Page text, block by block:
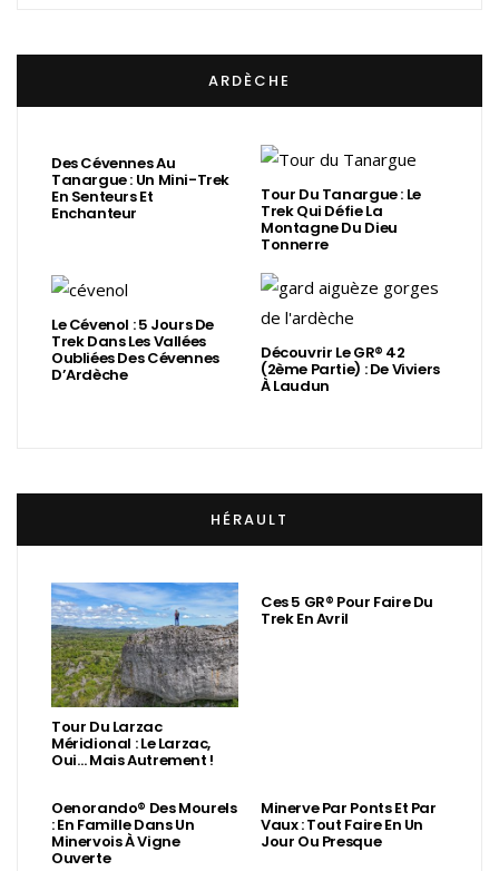
ARDÈCHE
Des Cévennes Au
Tanargue : Un Mini-Trek
En Senteurs Et
Enchanteur
Tour Du Tanargue : Le
Trek Qui Défie La
Montagne Du Dieu
Tonnerre
Le Cévenol : 5 Jours De
Trek Dans Les Vallées
Oubliées Des Cévennes
D’Ardèche
Découvrir Le GR® 42
(2ème Partie) : De Viviers
À Laudun
HÉRAULT
Tour Du Larzac
Méridional : Le Larzac,
Oui… Mais Autrement !
Ces 5 GR® Pour Faire Du
Trek En Avril
Oenorando® Des Mourels
: En Famille Dans Un
Minervois À Vigne
Ouverte
Minerve Par Ponts Et Par
Vaux : Tout Faire En Un
Jour Ou Presque